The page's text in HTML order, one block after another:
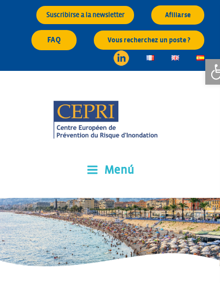
contenido
Suscribirse a la newsletter Afiliarse
FAQ Vous recherchez un poste ?
Menú